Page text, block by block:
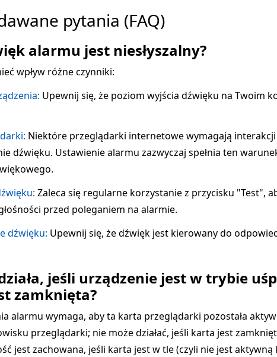
pytania (FAQ)
alarmu jest niesłyszalny?
wpływ różne czynniki:
Upewnij się, że poziom wyjścia dźwięku na Twoim
Niektóre przeglądarki internetowe wymagają
dźwięku. Ustawienie alarmu zazwyczaj spełnia ten
Zaleca się regularne korzystanie z przycisku "Test",
przed poleganiem na alarmie.
dźwięku: Upewnij się, że dźwięk jest kierowany do
jeśli urządzenie jest w trybie
zamknięta?
alarmu wymaga, aby ta karta przeglądarki pozostała
przeglądarki; nie może działać, jeśli karta jest
jest zachowana, jeśli karta jest w tle (czyli nie jest